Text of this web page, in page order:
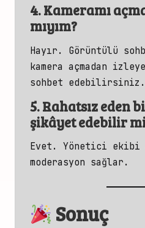
4. Kameramı
mıyım?
Hayır. Görüntülü
kamera açmadan
sohbet edebilirsiniz.
5. Rahatsız eden
şikâyet edebilir
Evet. Yönetici
moderasyon sağlar.
Sonuç